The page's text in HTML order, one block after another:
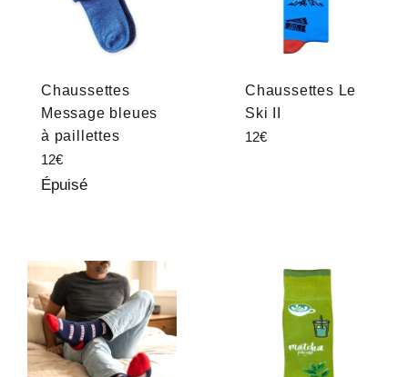
Chaussettes
Message bleues
à paillettes
Prix
régulier
12€
Épuisé
Chaussettes Le
Ski II
Prix
12€